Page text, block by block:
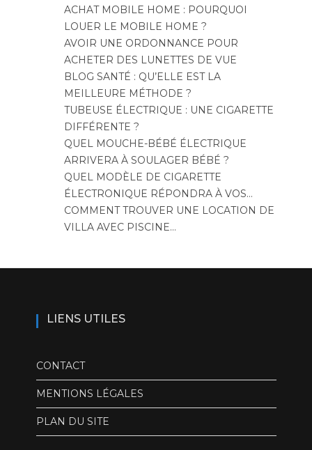
ACHAT MOBILE HOME : POURQUOI
LOUER LE MOBILE HOME ?
AVOIR UNE ORDONNANCE POUR
ACHETER DES LUNETTES DE VUE
BLOG SANTÉ : QU’ELLE EST LA
MEILLEURE MÉTHODE ?
TUBEUSE ÉLECTRIQUE : UNE CIGARETTE
DIFFÉRENTE ?
QUEL MOUCHE-BÉBÉ ÉLECTRIQUE
ARRIVERA À SOULAGER BÉBÉ ?
QUEL MODÈLE DE CIGARETTE
ÉLECTRONIQUE RÉPONDRA À VOS…
COMMENT TROUVER UNE LOCATION DE
VILLA AVEC PISCINE…
LIENS UTILES
CONTACT
MENTIONS LÉGALES
PLAN DU SITE